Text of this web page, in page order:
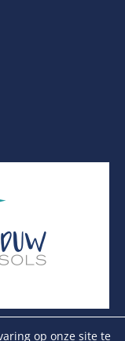
op onze site te